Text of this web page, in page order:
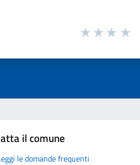
il comune
le domande frequenti